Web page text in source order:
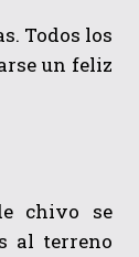
Todos los
un feliz
chivo se
al terreno